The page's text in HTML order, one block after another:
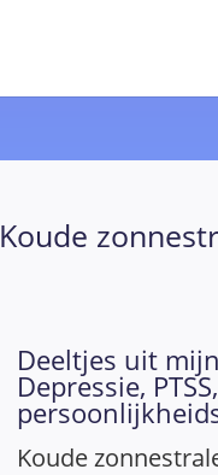
Koude
Deeltjes uit
Depressie,
Koude